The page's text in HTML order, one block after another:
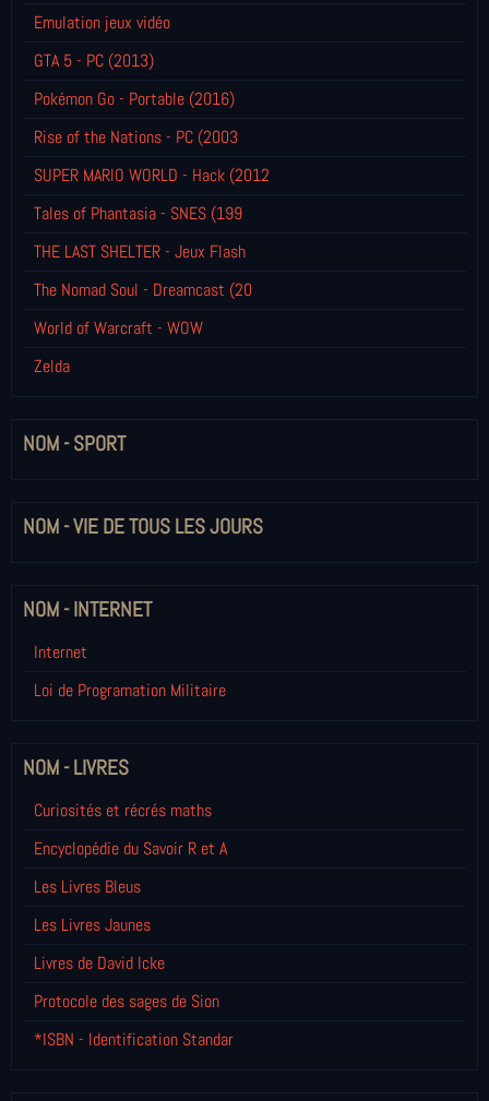
Emulation jeux vidéo
GTA 5 - PC (2013)
Pokémon Go - Portable (2016)
Rise of the Nations - PC (2003
SUPER MARIO WORLD - Hack (2012
Tales of Phantasia - SNES (199
THE LAST SHELTER - Jeux Flash
The Nomad Soul - Dreamcast (20
World of Warcraft - WOW
Zelda
NOM - SPORT
NOM - VIE DE TOUS LES JOURS
NOM - INTERNET
Internet
Loi de Programation Militaire
NOM - LIVRES
Curiosités et récrés maths
Encyclopédie du Savoir R et A
Les Livres Bleus
Les Livres Jaunes
Livres de David Icke
Protocole des sages de Sion
*ISBN - Identification Standar